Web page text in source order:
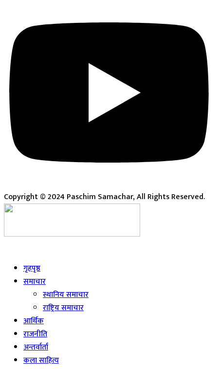
Copyright © 2024 Paschim Samachar, All Rights Reserved.
गृहपृष्ठ
समाचार
स्थानिय समाचार
राष्ट्रिय समाचार
आर्थिक
राजनीति
अन्तर्वार्ता
कला साहित्य